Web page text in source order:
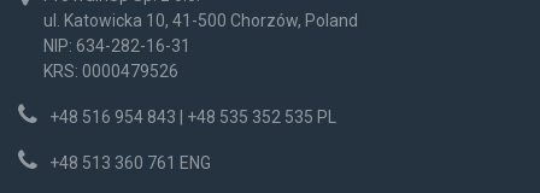
ul. Katowicka 10, 41-500 Chorzów, Poland
NIP: 634-282-16-31
KRS: 0000479526
+48 516 954 843 | +48 535 352 535 PL
+48 513 360 761 ENG